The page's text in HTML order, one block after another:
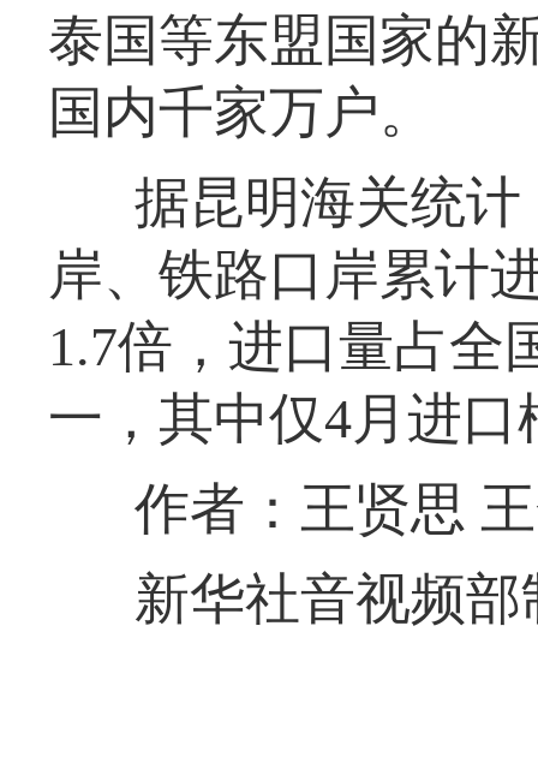
泰国等东盟国家的
国内千家万户。
据昆明海关统
岸、铁路口岸累计
1.7倍，进口量占全
一，其中仅4月进口
作者：王贤思
新华社音视频部